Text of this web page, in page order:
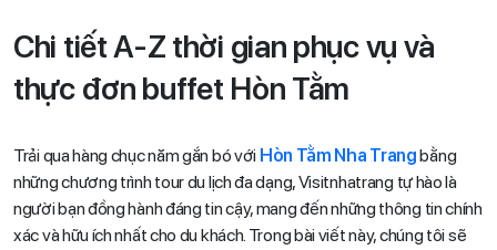
Chi tiết A-Z thời gian phục vụ và
thực đơn buffet Hòn Tằm
Trải qua hàng chục năm gắn bó với Hòn Tằm Nha Trangbằng
những chương trình tour du lịch đa dạng, Visitnhatrang tự hào là
người bạn đồng hành đáng tin cậy, mang đến những thông tin chính
xác và hữu ích nhất cho du khách. Trong bài viết này, chúng tôi sẽ